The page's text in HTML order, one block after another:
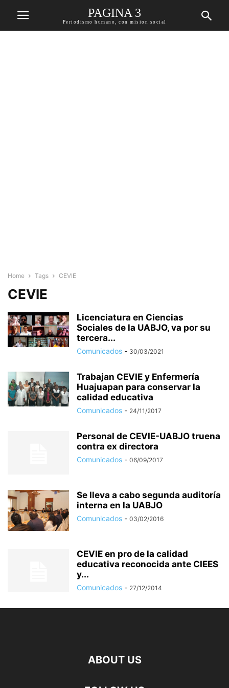
PAGINA 3
Periodismo humano, con mision social
Home Tags CEVIE
CEVIE
Licenciatura en Ciencias
Sociales de la UABJO, va por su
tercera...
Comunicados - 30/03/2021
Trabajan CEVIE y Enfermería
Huajuapan para conservar la
calidad educativa
Comunicados - 24/11/2017
Personal de CEVIE-UABJO truena
contra ex directora
Comunicados - 06/09/2017
Se lleva a cabo segunda auditoría
interna en la UABJO
Comunicados - 03/02/2016
CEVIE en pro de la calidad
educativa reconocida ante CIEES
y...
Comunicados - 27/12/2014
ABOUT US